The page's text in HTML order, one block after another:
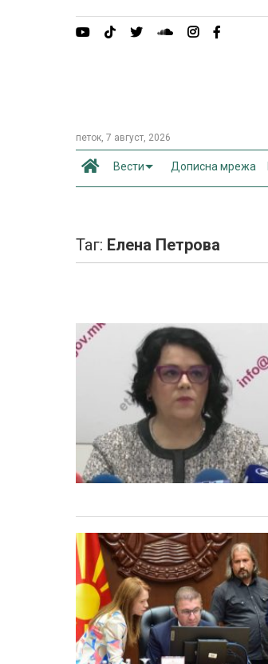
петок, 7 август, 2026
Вести Дописна мрежа
Таг: Елена Петрова